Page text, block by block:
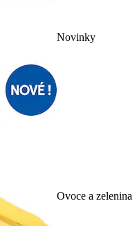
Novinky
Ovoce a zelenina